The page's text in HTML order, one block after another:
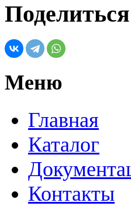
Меню
Главная
Каталог
Контакты